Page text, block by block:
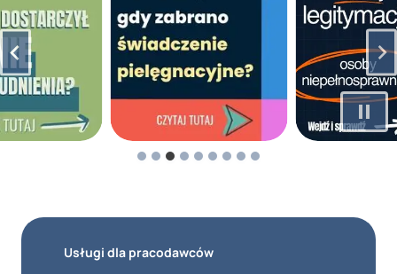
Usługi dla pracodawców